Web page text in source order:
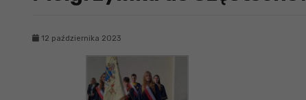
12 października 2023